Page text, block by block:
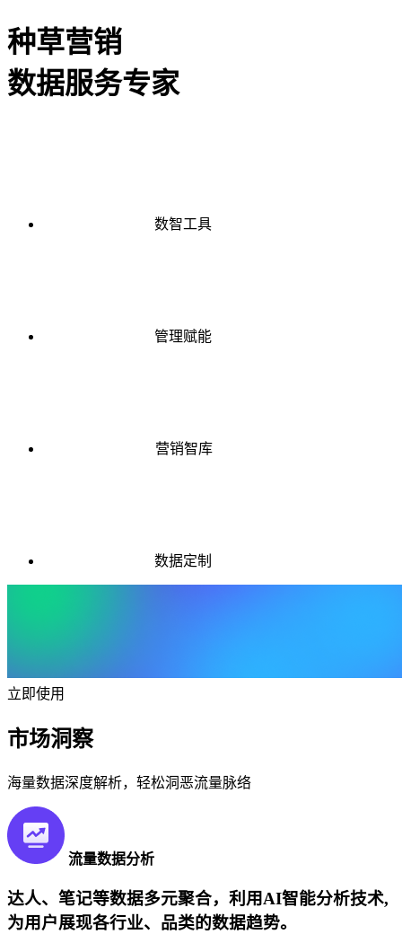
种草营销
数据服务专家
数智工具
管理赋能
营销智库
数据定制
立即使用
市场洞察
海量数据深度解析，轻松洞恶流量脉络
流量数据分析
达人、笔记等数据多元聚合，利用AI智能分析技术,
为用户展现各行业、品类的数据趋势。